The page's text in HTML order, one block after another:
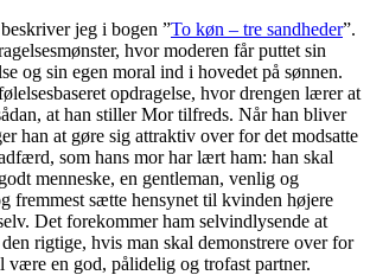
jeg i bogen ”To køn – tre sandheder”.
hvor moderen får puttet sin
og sin egen moral ind i hovedet på sønnen.
opdragelse, hvor drengen lærer at
at han stiller Mor tilfreds. Når han bliver
han at gøre sig attraktiv over for det modsatte
som hans mor har lært ham: han skal
menneske, en gentleman, venlig og
fremmest sætte hensynet til kvinden højere
Det forekommer ham selvindlysende at
rigtige, hvis man skal demonstrere over for
være en god, pålidelig og trofast partner.